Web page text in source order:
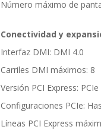
Número máximo de
Conectividad y
Interfaz DMI: DMI 4.0
Carriles DMI máximos: 8
Versión PCI Express:
Configuraciones PCIe:
Líneas PCI Express